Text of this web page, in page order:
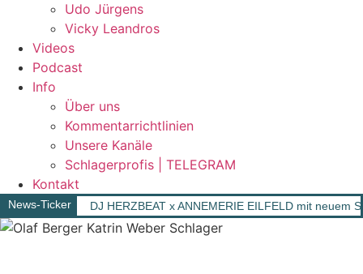
Udo Jürgens
Vicky Leandros
Videos
Podcast
Info
Über uns
Kommentarrichtlinien
Unsere Kanäle
Schlagerprofis | TELEGRAM
Kontakt
News-Ticker DJ HERZBEAT x ANNEMERIE EILFELD mit neuem